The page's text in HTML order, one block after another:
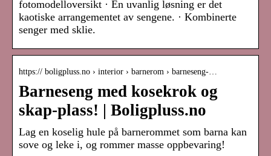
fotomodelloversikt · En uvanlig løsning er det
kaotiske arrangementet av sengene. · Kombinerte
senger med sklie.
https:// boligpluss.no › interior › barnerom › barneseng-…
Barneseng med kosekrok og
skap-plass! | Boligpluss.no
Lag en koselig hule på barnerommet som barna kan
sove og leke i, og rommer masse oppbevaring!